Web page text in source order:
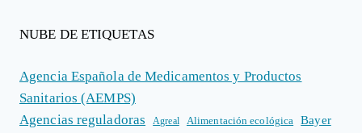
NUBE DE ETIQUETAS
Agencia Española de Medicamentos y Productos
Sanitarios (AEMPS)
Agencias reguladoras
Agreal Alimentación ecológica Bayer